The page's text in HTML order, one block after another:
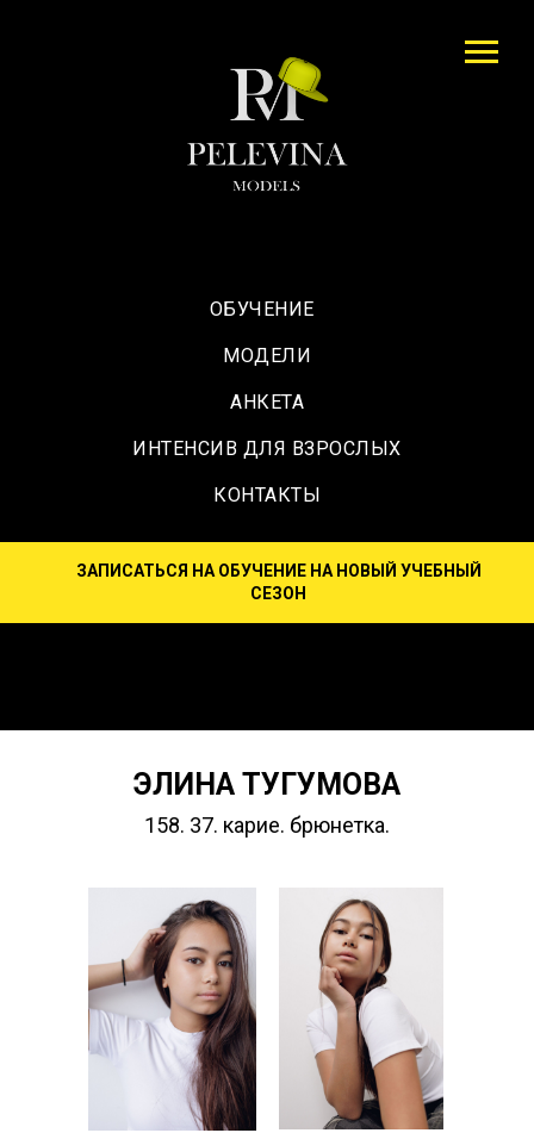
ОБУЧЕНИЕ
МОДЕЛИ
АНКЕТА
ИНТЕНСИВ ДЛЯ ВЗРОСЛЫХ
КОНТАКТЫ
ЗАПИСАТЬСЯ НА ОБУЧЕНИЕ НА НОВЫЙ УЧЕБНЫЙ
СЕЗОН
ЭЛИНА ТУГУМОВА
158. 37. карие. брюнетка.